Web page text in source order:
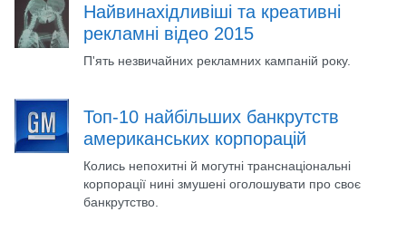
Найвинахідливіші та креативні
рекламні відео 2015
П'ять незвичайних рекламних кампаній року.
Топ-10 найбільших банкрутств
американських корпорацій
Колись непохитні й могутні транснаціональні
корпорації нині змушені оголошувати про своє
банкрутство.